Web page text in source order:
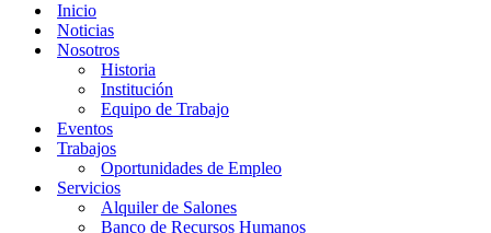
Inicio
Noticias
Nosotros
Historia
Institución
Equipo de Trabajo
Eventos
Trabajos
Oportunidades de Empleo
Servicios
Alquiler de Salones
Banco de Recursos Humanos